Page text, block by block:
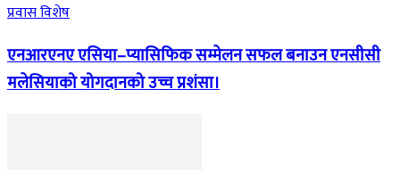
प्रवास विशेष
एनआरएनए एसिया–प्यासिफिक सम्मेलन सफल बनाउन एनसीसी
मलेसियाको योगदानको उच्च प्रशंसा।